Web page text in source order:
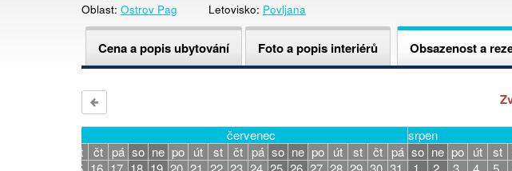
Oblast: Ostrov Pag Letovisko: Povljana
Cena a popis ubytování Foto a popis interiérů Obsazenost a
červenec srpen
st čt pá so ne po út st čt pá so ne po út st čt pá so ne po út st